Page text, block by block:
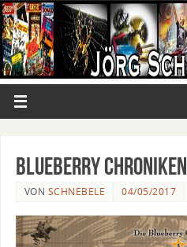
Blueberry Chroniken
VON SCHNEBELE 04/05/2017